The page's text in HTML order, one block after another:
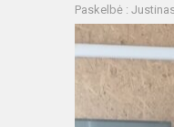
Paskelbė :